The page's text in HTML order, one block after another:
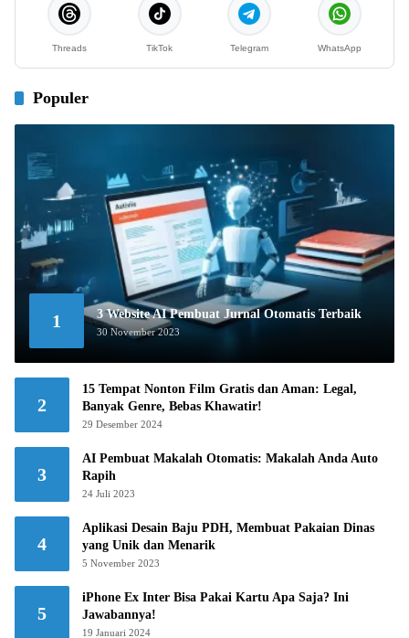
Threads TikTok Telegram WhatsApp
Populer
1 3 Website AI Pembuat Jurnal Otomatis Terbaik
30 November 2023
2
15 Tempat Nonton Film Gratis dan Aman: Legal,
Banyak Genre, Bebas Khawatir!
29 Desember 2024
3
AI Pembuat Makalah Otomatis: Makalah Anda Auto
Rapih
24 Juli 2023
4
Aplikasi Desain Baju PDH, Membuat Pakaian Dinas
yang Unik dan Menarik
5 November 2023
5
iPhone Ex Inter Bisa Pakai Kartu Apa Saja? Ini
Jawabannya!
19 Januari 2024